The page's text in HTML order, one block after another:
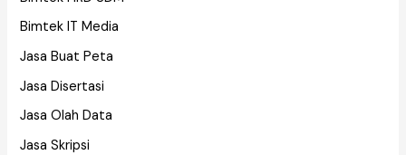
Bimtek IT Media
Jasa Buat Peta
Jasa Disertasi
Jasa Olah Data
Jasa Skripsi